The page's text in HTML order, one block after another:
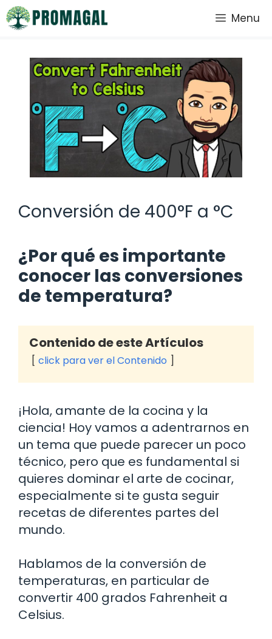
Saltar
al
Menu
Conversión de 400°F a °C
¿Por qué es importante
conocer las conversiones
de temperatura?
Contenido de este Artículos
click para ver el Contenido
¡Hola, amante de la cocina y la
ciencia! Hoy vamos a adentrarnos en
un tema que puede parecer un poco
técnico, pero que es fundamental si
quieres dominar el arte de cocinar,
especialmente si te gusta seguir
recetas de diferentes partes del
mundo.
Hablamos de la conversión de
temperaturas, en particular de
convertir 400 grados Fahrenheit a
Celsius.